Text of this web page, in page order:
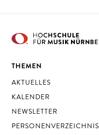
THEMEN
AKTUELLES
KALENDER
NEWSLETTER
PERSONENVERZEICHNIS